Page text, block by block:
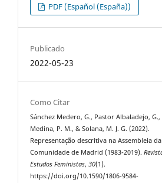
PDF (Español (España))
Publicado
2022-05-23
Como Citar
Sánchez Medero, G., Pastor Albaladejo, G.,
Medina, P. M., & Solana, M. J. G. (2022).
Representação descritiva na Assembleia da
Comunidade de Madrid (1983-2019).
Estudos Feministas,30(1).
https://doi.org/10.1590/1806-9584-